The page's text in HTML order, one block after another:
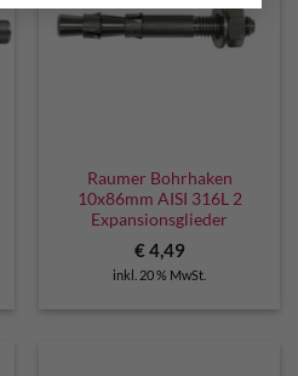
Raumer Bohrhaken
10x86mm AISI 316L 2
Expansionsglieder
€4,49
inkl. 20 % MwSt.